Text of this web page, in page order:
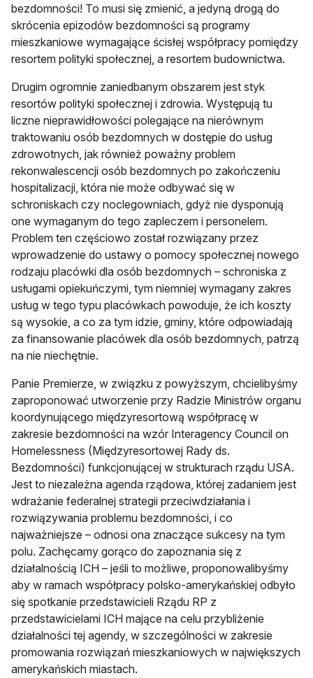
bezdomności! To musi się zmienić, a jedyną drogą do
skrócenia epizodów bezdomności są programy
mieszkaniowe wymagające ścisłej współpracy pomiędzy
resortem polityki społecznej, a resortem budownictwa.
Drugim ogromnie zaniedbanym obszarem jest styk
resortów polityki społecznej i zdrowia. Występują tu
liczne nieprawidłowości polegające na nierównym
traktowaniu osób bezdomnych w dostępie do usług
zdrowotnych, jak również poważny problem
rekonwalescencji osób bezdomnych po zakończeniu
hospitalizacji, która nie może odbywać się w
schroniskach czy noclegowniach, gdyż nie dysponują
one wymaganym do tego zapleczem i personelem.
Problem ten częściowo został rozwiązany przez
wprowadzenie do ustawy o pomocy społecznej nowego
rodzaju placówki dla osób bezdomnych – schroniska z
usługami opiekuńczymi, tym niemniej wymagany zakres
usług w tego typu placówkach powoduje, że ich koszty
są wysokie, a co za tym idzie, gminy, które odpowiadają
za finansowanie placówek dla osób bezdomnych, patrzą
na nie niechętnie.
Panie Premierze, w związku z powyższym, chcielibyśmy
zaproponować utworzenie przy Radzie Ministrów organu
koordynującego międzyresortową współpracę w
zakresie bezdomności na wzór Interagency Council on
Homelessness (Międzyresortowej Rady ds.
Bezdomności) funkcjonującej w strukturach rządu USA.
Jest to niezależna agenda rządowa, której zadaniem jest
wdrażanie federalnej strategii przeciwdziałania i
rozwiązywania problemu bezdomności, i co
najważniejsze – odnosi ona znaczące sukcesy na tym
polu. Zachęcamy gorąco do zapoznania się z
działalnością ICH – jeśli to możliwe, proponowalibyśmy
aby w ramach współpracy polsko-amerykańskiej odbyło
się spotkanie przedstawicieli Rządu RP z
przedstawicielami ICH mające na celu przybliżenie
działalności tej agendy, w szczególności w zakresie
promowania rozwiązań mieszkaniowych w największych
amerykańskich miastach.